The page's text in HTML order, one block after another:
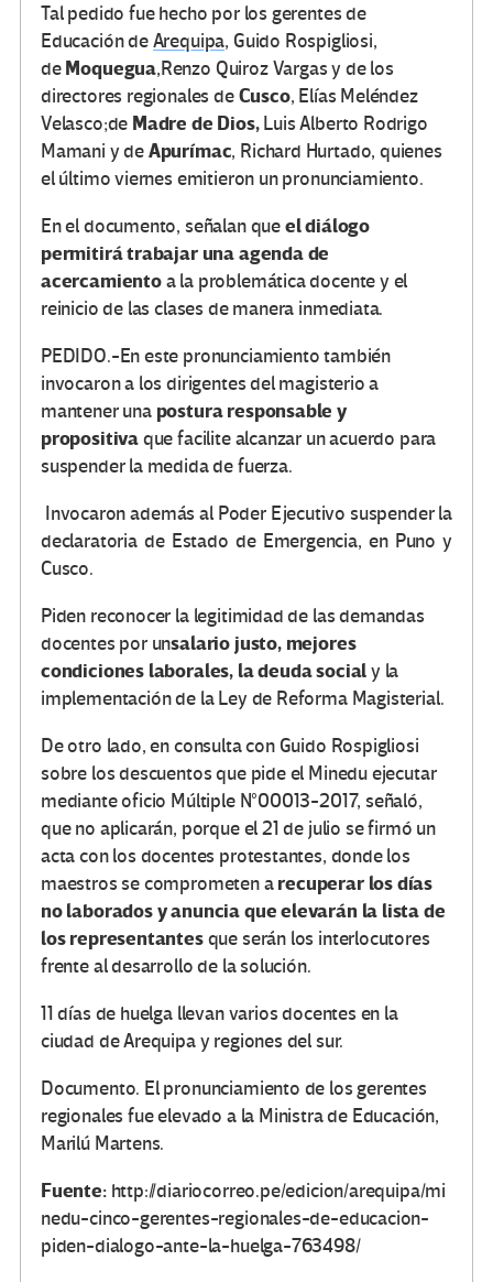
Tal pedido fue hecho por los gerentes de
Educación deArequipa, Guido Rospigliosi,
deMoquegua,Renzo Quiroz Vargas y de los
directores regionales deCusco, Elías Meléndez
Velasco;de Madre de Dios,Luis Alberto Rodrigo
Mamani y deApurímac, Richard Hurtado, quienes
el último viernes emitieron un pronunciamiento.
En el documento, señalan queel diálogo
permitirá trabajar una agenda de
acercamientoa la problemática docente y el
reinicio de las clases de manera inmediata.
PEDIDO.-En este pronunciamiento también
invocaron a los dirigentes del magisterio a
mantener unapostura responsable y
propositivaque facilite alcanzar un acuerdo para
suspender la medida de fuerza.
Invocaron además al Poder Ejecutivo suspender la
declaratoria de Estado de Emergencia, en Puno y
Cusco.
Piden reconocer la legitimidad de las demandas
docentes por unsalario justo, mejores
condiciones laborales, la deuda socialy la
implementación de la Ley de Reforma Magisterial.
De otro lado, en consulta con Guido Rospigliosi
sobre los descuentos que pide el Minedu ejecutar
mediante oficio Múltiple N°00013-2017, señaló,
que no aplicarán, porque el 21 de julio se firmó un
acta con los docentes protestantes, donde los
maestros se comprometen arecuperar los días
no laborados y anuncia que elevarán la lista de
los representantesque serán los interlocutores
frente al desarrollo de la solución.
11 días de huelga llevan varios docentes en la
ciudad de Arequipa y regiones del sur.
Documento. El pronunciamiento de los gerentes
regionales fue elevado a la Ministra de Educación,
Marilú Martens.
Fuente:http://diariocorreo.pe/edicion/arequipa/mi
nedu-cinco-gerentes-regionales-de-educacion-
piden-dialogo-ante-la-huelga-763498/